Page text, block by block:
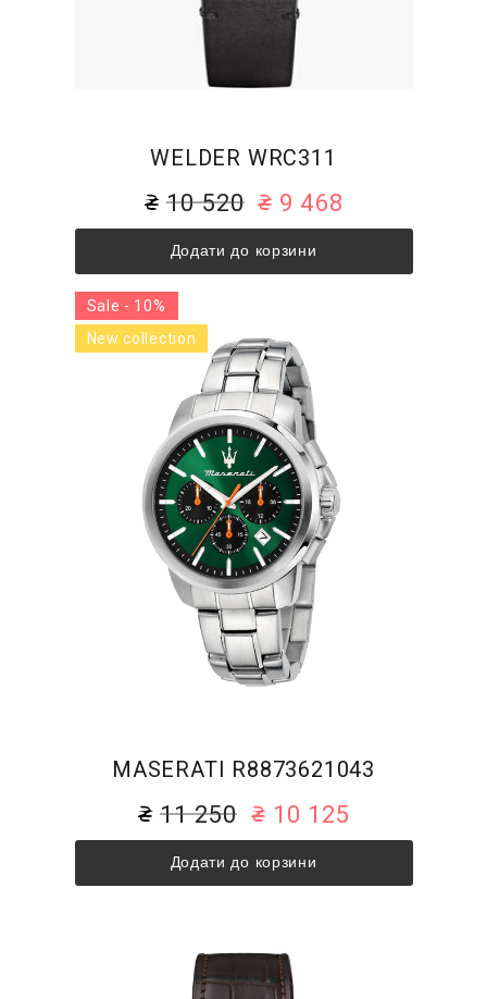
WELDER WRC311
10 520 9 468
Додати до корзини
MASERATI R8873621043
11 250 10 125
Додати до корзини
Sale - 10%
New collection